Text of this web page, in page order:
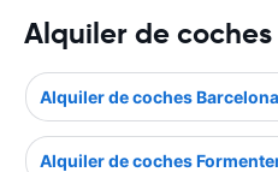
Alquiler de
Alquiler de coches Barcelona
Alquiler de coches